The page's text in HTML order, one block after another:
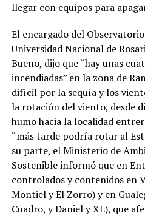
llegar con equipos para
El encargado del
Universidad Nacional de
Bueno, dijo que “hay unas
incendiadas” en la zona de
difícil por la sequía y los
la rotación del viento, desde
humo hacia la localidad
“más tarde podría rotar al
su parte, el Ministerio de
Sostenible informó que en
controlados y contenidos en
Montiel y El Zorro) y en
Cuadro, y Daniel y XL), que